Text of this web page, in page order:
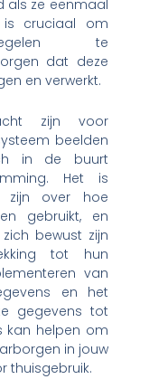
als ze eenmaal
is cruciaal om
te
dat deze
en verwerkt.
zijn voor
beelden
in de buurt
Het is
zijn over hoe
gebruikt, en
bewust zijn
tot hun
van
en het
gegevens tot
kan helpen om
in jouw
thuisgebruik.